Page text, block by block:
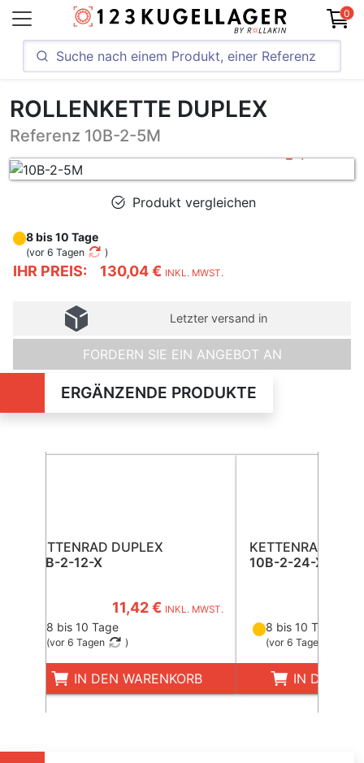
0
ROLLENKETTE DUPLEX
Referenz 10B-2-5M
Produkt vergleichen
IHR PREIS: 130,04 € INKL. MWST.
8 bis 10 Tage
(vor 6 Tagen )
Letzter versand in
FORDERN SIE EIN ANGEBOT AN
ERGÄNZENDE PRODUKTE
KETTENRAD DUPLEX
10B-2-12-X
11,42 € INKL. MWST.
8 bis 10 Tage
(vor 6 Tagen )
IN DEN WARENKORB
KETTENRAD
10B-2-24-X
8 bis 10 Tage
(vor 6 Tagen
IN DEN